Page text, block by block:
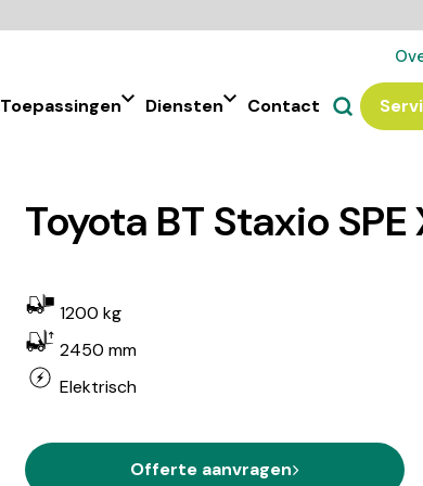
Toepassingen Diensten Contact
Toyota BT Staxio
1200 kg
2450 mm
Elektrisch
Offerte aanvragen